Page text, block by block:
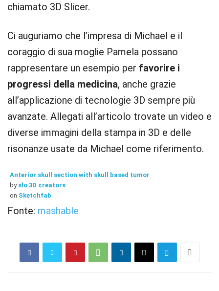
chiamato 3D Slicer.
Ci auguriamo che l’impresa di Michael e il
coraggio di sua moglie Pamela possano
rappresentare un esempio per favorire i
progressi della medicina, anche grazie
all’applicazione di tecnologie 3D sempre più
avanzate. Allegati all’articolo trovate un video e
diverse immagini della stampa in 3D e delle
risonanze usate da Michael come riferimento.
Anterior skull section with skull based tumor
by slo 3D creators
on Sketchfab
Fonte: mashable